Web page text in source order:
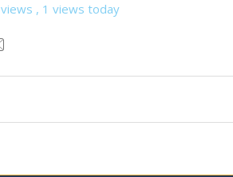
, 1 views today